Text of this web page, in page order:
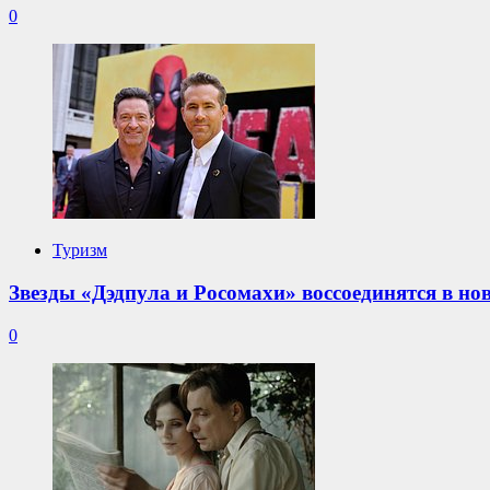
0
Туризм
Звезды «Дэдпула и Росомахи» воссоединятся в
0